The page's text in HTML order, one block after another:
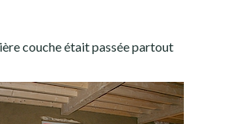
couche était passée partout